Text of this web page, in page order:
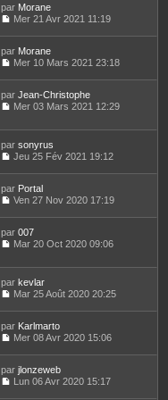
g
e
m
e
s
a
g
i
e
r
m
e
s
a
g
d
e
r
i
e
r
m
e
s
g
e
e
d
e
r
i
e
e
s
s
g
e
s
u
l
t
e
l
e
d
r
i
e
r
m
e
s
a
g
par Morane
o
n
s
t
e
l
e
d
n
m
e
s
a
g
Mer 21 Avr 2021 11:19
par Morane
o
n
s
l
t
e
l
e
d
n
r
m
e
s
a
g
Mer 10 Mars 2021 23:18
par Jean-Christophe
s
u
l
t
e
l
e
d
r
i
e
r
m
e
s
a
g
Mer 03 Mars 2021 12:29
par sonyrus
o
n
s
t
e
l
e
d
n
m
e
s
Jeu 25 Fév 2021 19:12
par Portal
o
n
s
l
t
e
l
e
d
n
Ven 27 Nov 2020 17:19
par 007
s
u
l
t
e
l
e
d
Mar 20 Oct 2020 09:06
par kevlar
o
n
s
t
e
Mar 25 Août 2020 20:25
par Karlmarto
o
n
s
Mer 08 Avr 2020 15:06
par jlonzeweb
Lun 06 Avr 2020 15:17